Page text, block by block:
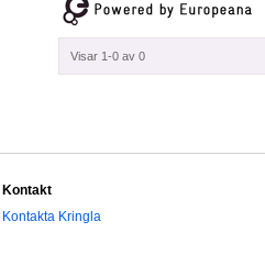
Visar 1-0 av 0
Kontakt
Kontakta Kringla